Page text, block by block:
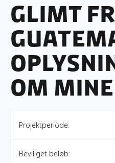
Glimt
om
Projektperiode:
Beviliget beløb: